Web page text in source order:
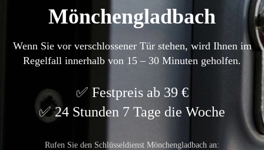
Mönchengladbach
Wenn Sie vor verschlossener Tür stehen, wird Ihnen im
Regelfall innerhalb von 15 – 30 Minuten geholfen.
Festpreis ab 39 €
24 Stunden 7 Tage die Woche
Rufen Sie den Schlüsseldienst Mönchengladbach an: